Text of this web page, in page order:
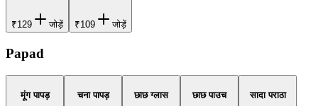
₹129 जोड़ें ₹109 जोड़ें
Papad
मूंग पापड़ चना पापड़ छाछ ग्लास छाछ पाउच सादा पराठा